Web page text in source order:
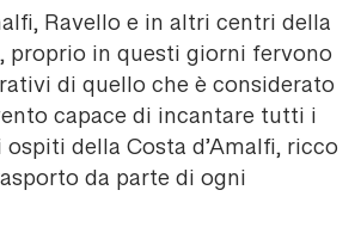
Ravello e in altri centri della
proprio in questi giorni fervono
di quello che è considerato
capace di incantare tutti i
della Costa d’Amalfi, ricco
da parte di ogni